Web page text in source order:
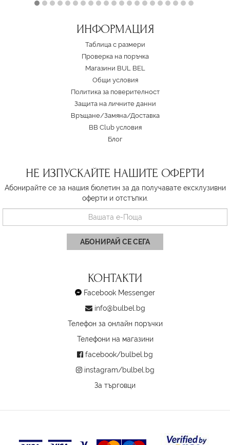
ИНФОРМАЦИЯ
Таблица с размери
Проверка на поръчка
Магазини BUL BEL
Oбщи условия
Политика за поверителност
Защита на личните данни
Връщане/Замяна/Доставка
BB Club условия
Блог
НЕ ИЗПУСКАЙТЕ НАШИТЕ ОФЕРТИ
Абонирайте се за нашия бюлетин за да получавате ексклузивни
оферти и отстъпки.
АБОНИРАЙ СЕ СЕГА
КОНТАКТИ
Facebook Messenger
info@bulbel.bg
Телефон за онлайн поръчки
Телефони на магазини
facebook/bulbel.bg
instagram/bulbel.bg
За търговци